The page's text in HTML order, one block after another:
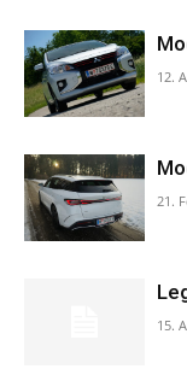
12.
21.
15.